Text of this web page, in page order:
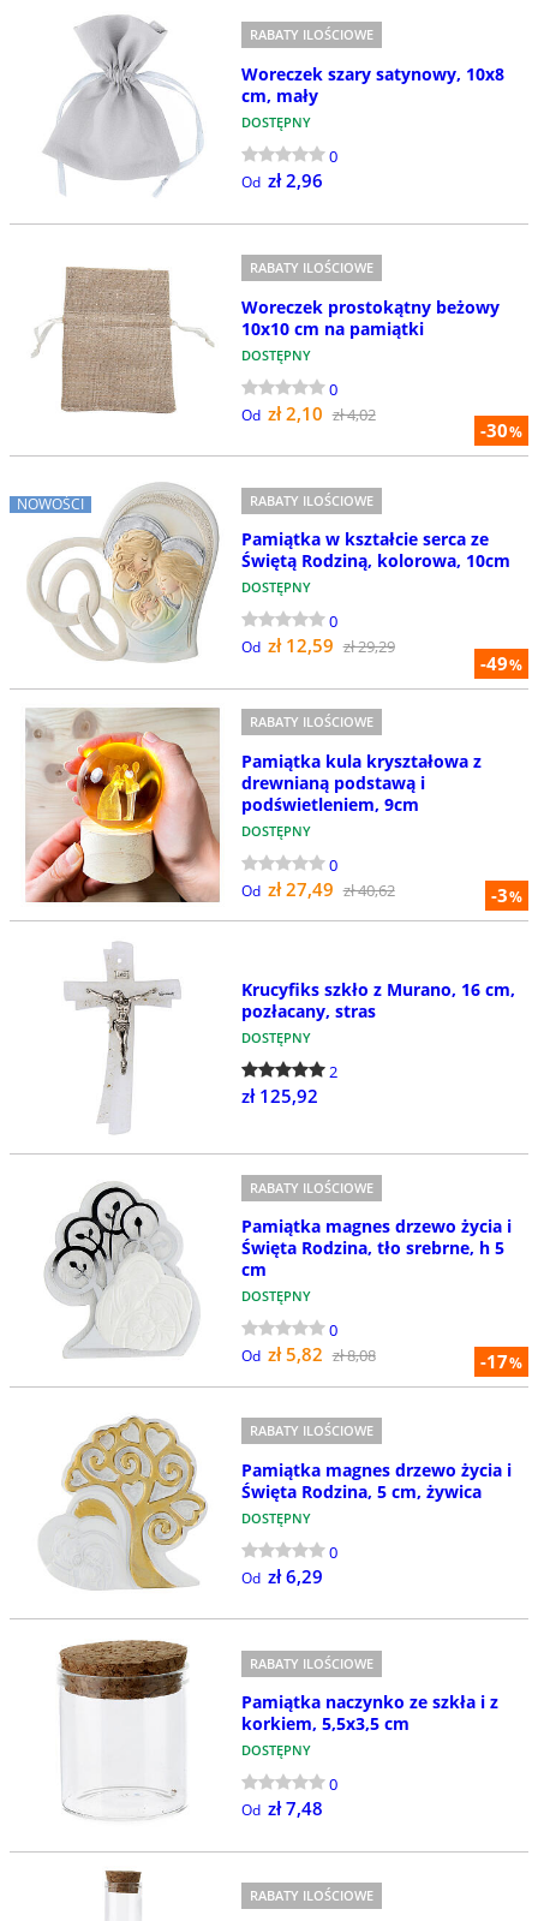
RABATY ILOŚCIOWE
Woreczek szary satynowy, 10x8
cm, mały
DOSTĘPNY
0
Od zł 2,96
-30%
RABATY ILOŚCIOWE
Woreczek prostokątny beżowy
10x10 cm na pamiątki
DOSTĘPNY
0
Od zł 2,10 zł 4,02
NOWOŚCI
-49%
RABATY ILOŚCIOWE
Pamiątka w kształcie serca ze
Świętą Rodziną, kolorowa, 10cm
DOSTĘPNY
0
Od zł 12,59 zł 29,29
-3%
RABATY ILOŚCIOWE
Pamiątka kula kryształowa z
drewnianą podstawą i
podświetleniem, 9cm
DOSTĘPNY
0
Od zł 27,49 zł 40,62
Krucyfiks szkło z Murano, 16 cm,
pozłacany, stras
DOSTĘPNY
2
zł 125,92
-17%
RABATY ILOŚCIOWE
Pamiątka magnes drzewo życia i
Święta Rodzina, tło srebrne, h 5
cm
DOSTĘPNY
0
Od zł 5,82 zł 8,08
RABATY ILOŚCIOWE
Pamiątka magnes drzewo życia i
Święta Rodzina, 5 cm, żywica
DOSTĘPNY
0
Od zł 6,29
RABATY ILOŚCIOWE
Pamiątka naczynko ze szkła i z
korkiem, 5,5x3,5 cm
DOSTĘPNY
0
Od zł 7,48
RABATY ILOŚCIOWE